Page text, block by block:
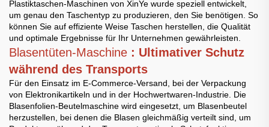
Plastiktaschen-Maschinen von XinYe wurde speziell entwickelt,
um genau den Taschentyp zu produzieren, den Sie benötigen. So
können Sie auf effiziente Weise Taschen herstellen, die Qualität
und optimale Ergebnisse für Ihr Unternehmen gewährleisten.
Blasentüten-Maschine : Ultimativer Schutz
während des Transports
Für den Einsatz im E-Commerce-Versand, bei der Verpackung
von Elektronikartikeln und in der Hochwertwaren-Industrie. Die
Blasenfolien-Beutelmaschine wird eingesetzt, um Blasenbeutel
herzustellen, bei denen die Blasen gleichmäßig verteilt sind, um